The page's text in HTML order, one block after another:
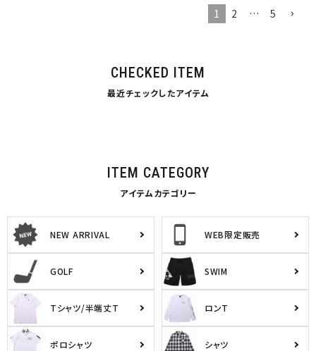
1
2 … 5
CHECKED ITEM
最近チェックしたアイテム
ITEM CATEGORY
アイテムカテゴリー
NEW ARRIVAL WEB限定販売
GOLF SWIM
Tシャツ/半端丈T ロンT
ポロシャツ シャツ